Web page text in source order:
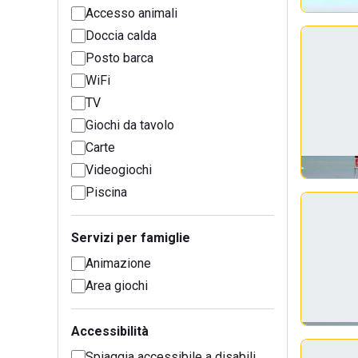
Accesso animali
Doccia calda
Posto barca
WiFi
TV
Giochi da tavolo
Carte
Videogiochi
Piscina
Servizi per famiglie
Animazione
Area giochi
Accessibilità